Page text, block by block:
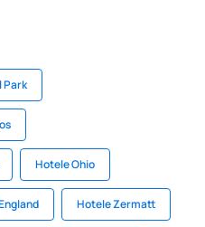
Park
Hotele Ohio
Hotele Zermatt